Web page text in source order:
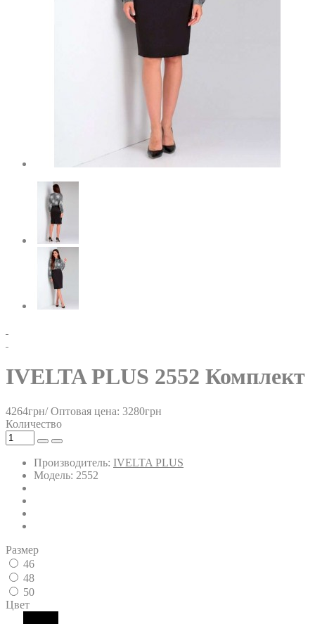
IVELTA PLUS 2552 Комплект
4264грн/ Оптовая цена: 3280грн
Количество
Производитель: IVELTA PLUS
Модель: 2552
Размер
46
48
50
Цвет